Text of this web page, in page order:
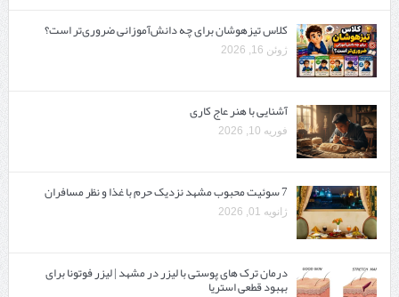
کلاس تیزهوشان برای چه دانش‌آموزانی ضروری‌تر است؟
ژوئن 16, 2026
آشنایی با هنر عاج کاری
فوریه 10, 2026
7 سوئیت محبوب مشهد نزدیک حرم با غذا و نظر مسافران
ژانویه 01, 2026
درمان ترک های پوستی با لیزر در مشهد | لیزر فوتونا برای
بهبود قطعی استریا